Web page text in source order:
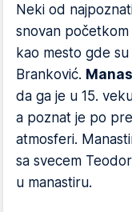
Neki od
snovan
kao mesto gde
Branković.
da ga je u 15.
a poznat je po
atmosferi.
sa svecem
u manastiru.